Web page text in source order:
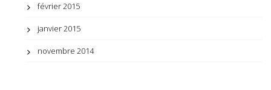
février 2015
janvier 2015
novembre 2014